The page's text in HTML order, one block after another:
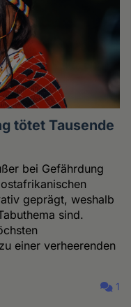
tötet Tausende
bei Gefährdung
geprägt, weshalb
sind.
einer verheerenden
1